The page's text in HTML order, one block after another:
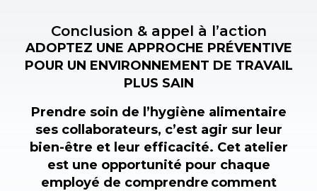
Conclusion & appel à l’action
ADOPTEZ UNE APPROCHE PRÉVENTIVE
POUR UN ENVIRONNEMENT DE TRAVAIL
PLUS SAIN
Prendre soin de l’hygiène alimentaire
ses collaborateurs, c’est agir sur leur
bien-être et leur efficacité. Cet atelier
est une opportunité pour chaque
employé de comprendre comment